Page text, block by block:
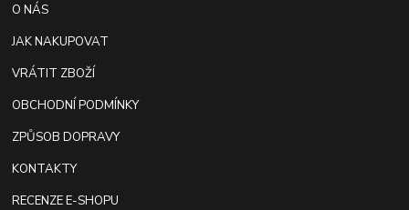
O NÁS
JAK NAKUPOVAT
VRÁTIT ZBOŽÍ
OBCHODNÍ PODMÍNKY
ZPŮSOB DOPRAVY
KONTAKTY
RECENZE E-SHOPU